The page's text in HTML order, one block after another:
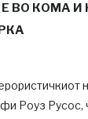
ВО КОМА И
Роуз Русос,